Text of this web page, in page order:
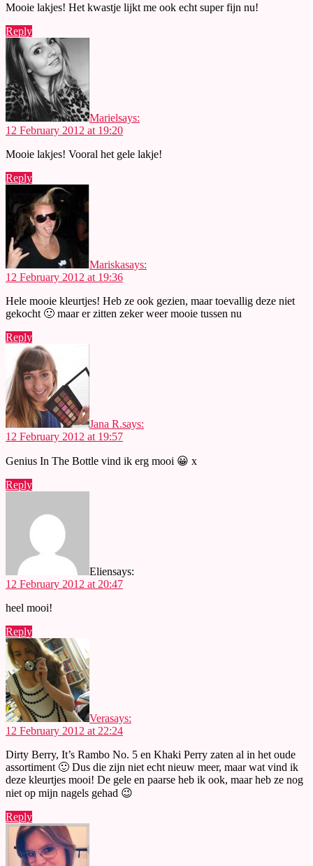
Mooie lakjes! Het kwastje lijkt me ook echt super fijn nu!
Reply
Marielsays:
12 February 2012 at 19:20
Mooie lakjes! Vooral het gele lakje!
Reply
Mariskasays:
12 February 2012 at 19:36
Hele mooie kleurtjes! Heb ze ook gezien, maar toevallig deze niet
gekocht 🙂 maar er zitten zeker weer mooie tussen nu
Reply
Jana R.says:
12 February 2012 at 19:57
Genius In The Bottle vind ik erg mooi 😀 x
Reply
Eliensays:
12 February 2012 at 20:47
heel mooi!
Reply
Verasays:
12 February 2012 at 22:24
Dirty Berry, It’s Rambo No. 5 en Khaki Perry zaten al in het oude
assortiment 🙂 Dus die zijn niet echt nieuw meer, maar wat vind ik
deze kleurtjes mooi! De gele en paarse heb ik ook, maar heb ze nog
niet op mijn nagels gehad 😉
Reply